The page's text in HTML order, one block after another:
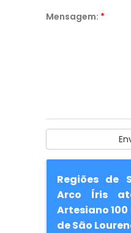
Mensagem: *
Regiões de
Arco Íris
Artesiano
de São